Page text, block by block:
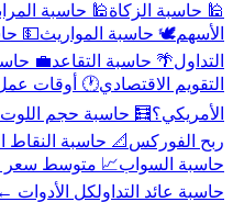
🕌 حاسبة الزكاة🕌 حاسبة
الأسهم🕊️ حاسبة المواريث💵
التداول🌴 حاسبة التقاعد💼
التقويم الاقتصادي🕐 أوقات
الأمريكي؟🧮 حاسبة حجم اللوت
ربح الفوركس 📐 حاسبة النقاط
حاسبة السواب📈 متوسط سعر
حاسبة عائد التداولكل الأدوات ←